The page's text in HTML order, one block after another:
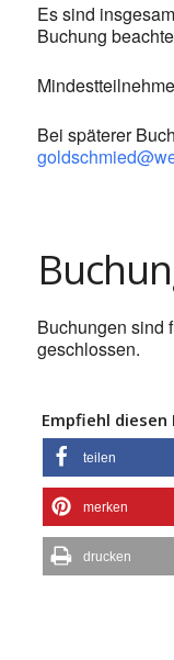
Es sind
Buchung
Bei späterer
Buchungen sind
geschlossen.
Empfiehl
teilen
merken
drucken